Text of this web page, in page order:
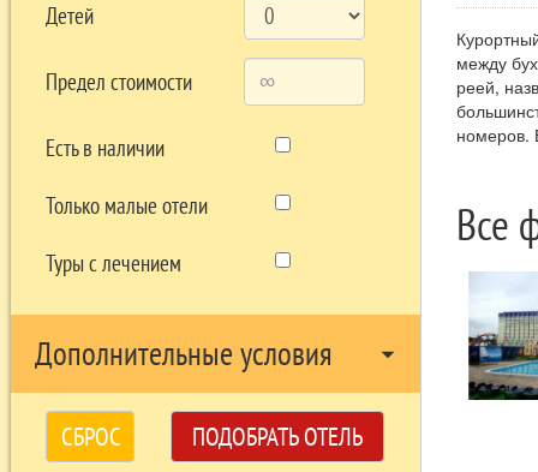
Детей
Предел стоимости
Есть в наличии
Только малые отели
Туры с лечением
Дополнительные условия arrow_drop_down
СБРОС ПОДОБРАТЬ ОТЕЛЬ
между
реей,
Все